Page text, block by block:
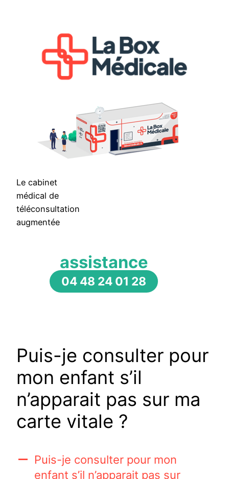
Le cabinet
médical de
téléconsultation
augmentée
assistance
04 48 24 01 28
Puis-je consulter pour
mon enfant s’il
n’apparait pas sur ma
carte vitale ?
A
Puis-je consulter pour mon
enfant s’il n’apparait pas sur